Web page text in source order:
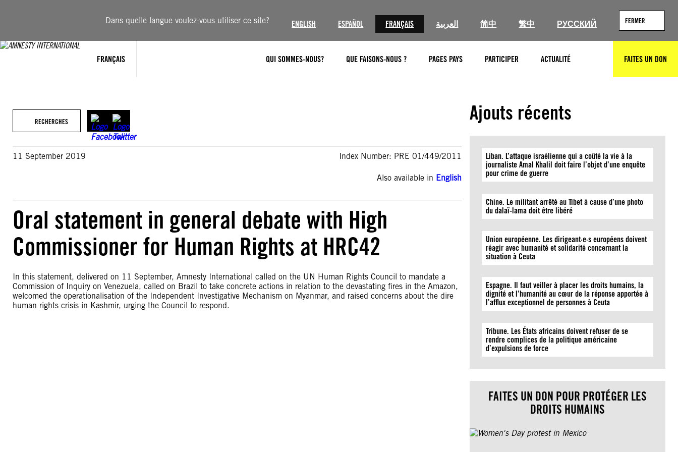
Dans quelle langue voulez-vous utiliser ce site? ENGLISH ESPAÑOL FRANÇAIS العربية 简中 繁中 РУССКИЙ FERMER
FRANÇAIS QUI SOMMES-NOUS? QUE FAISONS-NOUS ? PAGES PAYS PARTICIPER ACTUALITÉ RECHERCHERFAITES UN DON
RECHERCHES
11 September 2019 Index Number: PRE 01/449/2011
Also available in English
Oral statement in general debate with High
Commissioner for Human Rights at HRC42
In this statement, delivered on 11 September, Amnesty International called on the UN Human Rights Council to mandate a
Commission of Inquiry on Venezuela, called on Brazil to take concrete actions in relation to the devastating fires in the Amazon,
welcomed the operationalisation of the Independent Investigative Mechanism on Myanmar, and raised concerns about the dire
human rights crisis in Kashmir, urging the Council to respond.
Ajouts récents
Liban. L’attaque israélienne qui a coûté la vie à la
journaliste Amal Khalil doit faire l’objet d’une enquête
pour crime de guerre
Chine. Le militant arrêté au Tibet à cause d’une photo
du dalaï-lama doit être libéré
Union européenne. Les dirigeant·e·s européens doivent
réagir avec humanité et solidarité concernant la
situation à Ceuta
Espagne. Il faut veiller à placer les droits humains, la
dignité et l’humanité au cœur de la réponse apportée à
l’afflux exceptionnel de personnes à Ceuta
Tribune. Les États africains doivent refuser de se
rendre complices de la politique américaine
d’expulsions de force
FAITES UN DON POUR PROTÉGER LES
DROITS HUMAINS